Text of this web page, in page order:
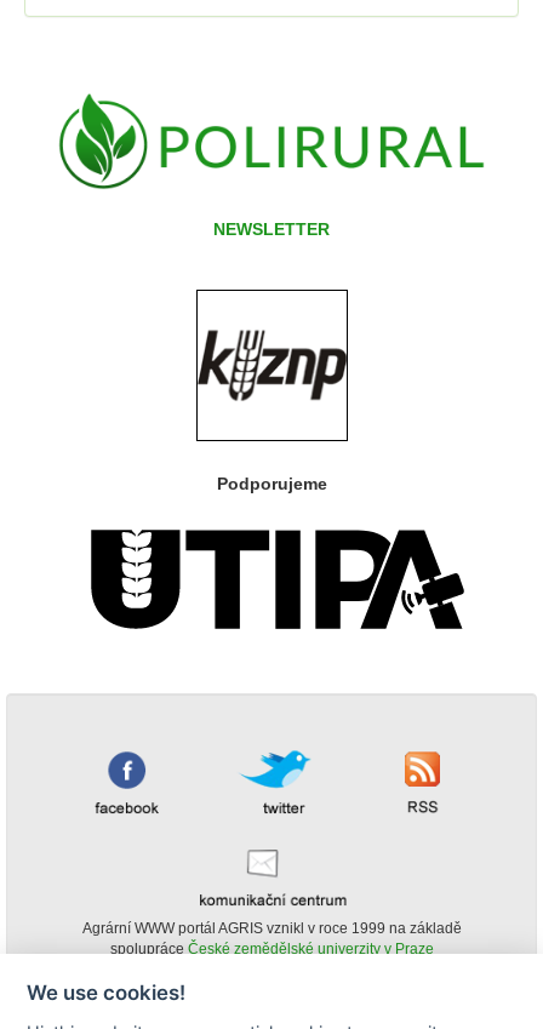
NEWSLETTER
Podporujeme
Agrární WWW portál AGRIS vznikl v roce 1999 na základě
spolupráce České zemědělské univerzity v Praze
We use cookies!